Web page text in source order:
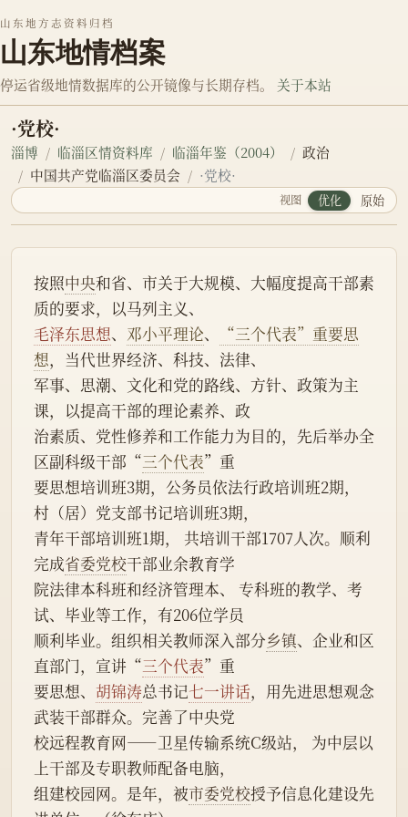
山东地方志资料归档
山东地情档案
停运省级地情数据库的公开镜像与长期存档。 关于本站
·党校·
淄博 临淄区情资料库 临淄年鉴（2004）
政治
中国共产党临淄区委员会
·党校·
视图 优化 原始
按照中央和省、市关于大规模、大幅度提高干部素
质的要求，以马列主义、
毛泽东思想、 邓小平理论、
“三个代表”重要思
想，当代世界经济、科技、法律、
军事、思潮、文化和党的路线、方针、政策为主
课，以提高干部的理论素养、政
治素质、党性修养和工作能力为目的，先后举办全
区副科级干部“三个代表”重
要思想培训班3期，公务员依法行政培训班2期，
村（居）党支部书记培训班3期，
青年干部培训班1期， 共培训干部1707人次。顺利
完成省委党校干部业余教育学
院法律本科班和经济管理本、 专科班的教学、考
试、毕业等工作，有206位学员
顺利毕业。组织相关教师深入部分乡镇、企业和区
直部门，宣讲“三个代表”重
要思想、 胡锦涛总书记七一讲话，用先进思想观念
武装干部群众。完善了中央党
校远程教育网——卫星传输系统C级站， 为中层以
上干部及专职教师配备电脑，
组建校园网。是年，被市委党校授予信息化建设先